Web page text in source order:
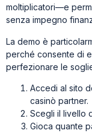
moltiplicatori—e
senza impegno
La demo è
perché consente di
perfezionare le
Accedi al sito
casinò partner.
Scegli il livello
Gioca quante